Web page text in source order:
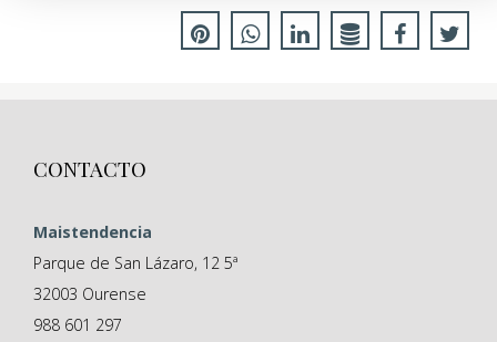
CONTACTO
Maistendencia
Parque de San Lázaro, 12 5ª
32003 Ourense
988 601 297